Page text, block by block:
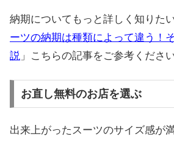
納期についてもっと詳しく知りた
ーツの納期は種類によって違う！
説 」こちらの記事をご参考ください
お直し無料のお店を選ぶ
出来上がったスーツのサイズ感が